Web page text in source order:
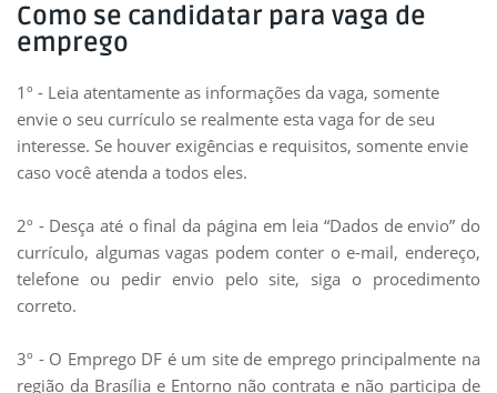
Como se candidatar para vaga de
emprego
1º - Leia atentamente as informações da vaga, somente
envie o seu currículo se realmente esta vaga for de seu
interesse. Se houver exigências e requisitos, somente envie
caso você atenda a todos eles.
2º - Desça até o final da página em leia “Dados de envio” do
currículo, algumas vagas podem conter o e-mail, endereço,
telefone ou pedir envio pelo site, siga o procedimento
correto.
3º - O Emprego DF é um site de emprego principalmente na
região da Brasília e Entorno não contrata e não participa de